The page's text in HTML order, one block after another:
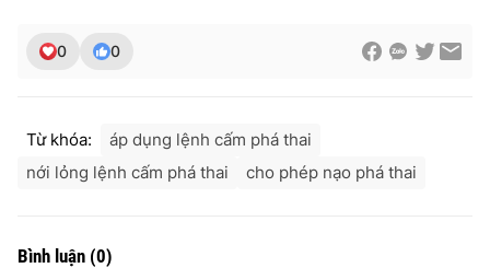
Theo dõi báo trên
Giấy phép hoạt động báo in và báo điện tử số 483/GP-BTTTT
0 0
Từ khóa:
áp dụng lệnh cấm phá thai
nới lỏng lệnh cấm phá thai
cho phép nạo phá thai
Bình luận (0)